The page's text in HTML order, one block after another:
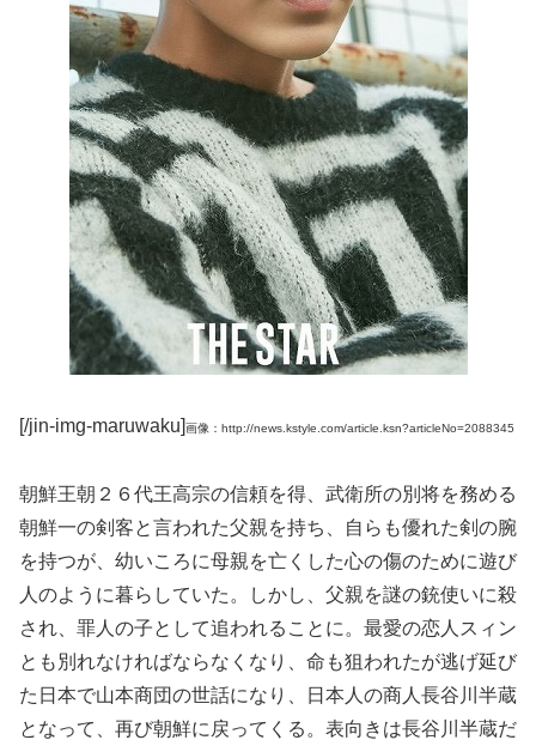
[/jin-img-maruwaku]画像：http://news.kstyle.com/article.ksn?articleNo=2088345
朝鮮王朝２６代王高宗の信頼を得、武衛所の別将を務める
朝鮮一の剣客と言われた父親を持ち、自らも優れた剣の腕
を持つが、幼いころに母親を亡くした心の傷のために遊び
人のように暮らしていた。しかし、父親を謎の銃使いに殺
され、罪人の子として追われることに。最愛の恋人スィン
とも別れなければならなくなり、命も狙われたが逃げ延び
た日本で山本商団の世話になり、日本人の商人長谷川半蔵
となって、再び朝鮮に戻ってくる。表向きは長谷川半蔵だ